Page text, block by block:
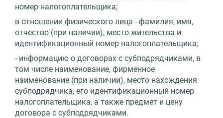
номер налогоплательщика;
в отношении физического лица - фамилия, имя,
отчество (при наличии), место жительства и
идентификационный номер налогоплательщика;
- информацию о договорах с субподрядчиками, в
том числе наименование, фирменное
наименование (при наличии), место нахождения
субподрядчика, его идентификационный номер
налогоплательщика, а также предмет и цену
договора с субподрядчиками.